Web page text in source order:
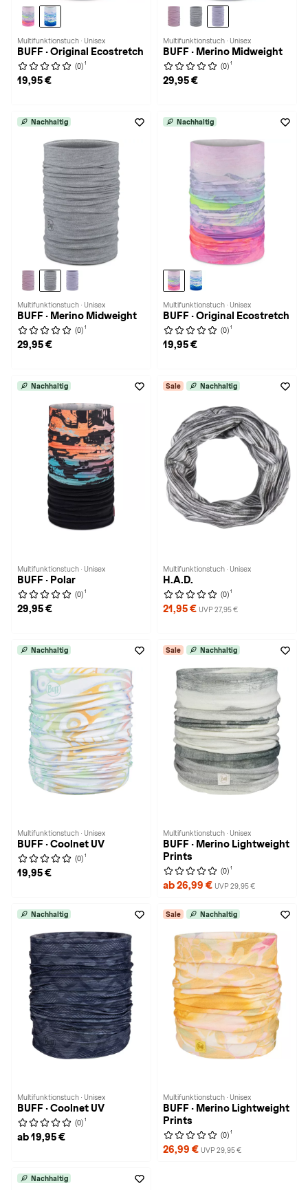
Multifunktionstuch · Unisex
BUFF · Original Ecostretch
(0) 1
19,95 €
Multifunktionstuch · Unisex
BUFF · Merino Midweight
(0) 1
29,95 €
Nachhaltig
Multifunktionstuch · Unisex
BUFF · Merino Midweight
(0) 1
29,95 €
Nachhaltig
Multifunktionstuch · Unisex
BUFF · Original Ecostretch
(0) 1
19,95 €
Nachhaltig
Multifunktionstuch · Unisex
BUFF · Polar
(0) 1
29,95 €
Sale Nachhaltig
Multifunktionstuch · Unisex
H.A.D.
(0) 1
21,95 € UVP 27,95 €
Nachhaltig
Multifunktionstuch · Unisex
BUFF · Coolnet UV
(0) 1
19,95 €
Sale Nachhaltig
Multifunktionstuch · Unisex
BUFF · Merino Lightweight
Prints
(0) 1
ab 26,99 € UVP 29,95 €
Nachhaltig
Multifunktionstuch · Unisex
BUFF · Coolnet UV
(0) 1
ab 19,95 €
Sale Nachhaltig
Multifunktionstuch · Unisex
BUFF · Merino Lightweight
Prints
(0) 1
26,99 € UVP 29,95 €
Nachhaltig